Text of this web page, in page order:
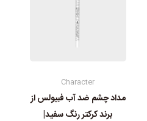
Character
مداد چشم ضد آب فبیولس از
برند کرکتر رنگ سفید|